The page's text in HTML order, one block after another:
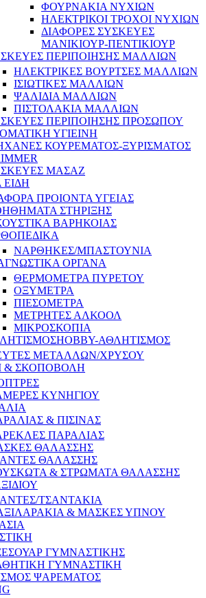
ΦΟΥΡΝΑΚΙΑ ΝΥΧΙΩΝ
ΗΛΕΚΤΡΙΚΟΙ ΤΡΟΧΟΙ ΝΥΧΙΩΝ
ΔΙΑΦΟΡΕΣ ΣΥΣΚΕΥΕΣ
ΜΑΝΙΚΙΟΥΡ-ΠΕΝΤΙΚΙΟΥΡ
ΠΕΡΙΠΟΙΗΣΗΣ ΜΑΛΛΙΩΝ
ΗΛΕΚΤΡΙΚΕΣ ΒΟΥΡΤΣΕΣ ΜΑΛΛΙΩΝ
ΙΣΙΩΤΙΚΕΣ ΜΑΛΛΙΩΝ
ΨΑΛΙΔΙΑ ΜΑΛΛΙΩΝ
ΠΙΣΤΟΛΑΚΙΑ ΜΑΛΛΙΩΝ
ΠΕΡΙΠΟΙΗΣΗΣ ΠΡΟΣΩΠΟΥ
ΥΓΙΕΙΝΗ
ΚΟΥΡΕΜΑΤΟΣ-ΞΥΡΙΣΜΑΤΟΣ
ΜΑΣΑΖ
ΕΙΔΗ
ΠΡΟΙΟΝΤΑ ΥΓΕΙΑΣ
ΣΤΗΡΙΞΗΣ
ΒΑΡΗΚΟΙΑΣ
ΝΑΡΘΗΚΕΣ/ΜΠΑΣΤΟΥΝΙΑ
ΟΡΓΑΝΑ
ΘΕΡΜΟΜΕΤΡΑ ΠΥΡΕΤΟΥ
ΟΞΥΜΕΤΡΑ
ΠΙΕΣΟΜΕΤΡΑ
ΜΕΤΡΗΤΕΣ ΑΛΚΟΟΛ
ΜΙΚΡΟΣΚΟΠΙΑ
HOBBY-ΑΘΛΗΤΙΣΜΟΣ
ΜΕΤΑΛΛΩΝ/ΧΡΥΣΟΥ
& ΣΚΟΠΟΒΟΛΗ
ΚΥΝΗΓΙΟΥ
& ΠΙΣΙΝΑΣ
ΠΑΡΑΛΙΑΣ
ΘΑΛΑΣΣΗΣ
ΘΑΛΑΣΣΗΣ
& ΣΤΡΩΜΑΤΑ ΘΑΛΑΣΣΗΣ
ΤΣΑΝΤΑΚΙΑ
& ΜΑΣΚΕΣ ΥΠΝΟΥ
ΓΥΜΝΑΣΤΙΚΗΣ
ΓΥΜΝΑΣΤΙΚΗ
ΨΑΡΕΜΑΤΟΣ